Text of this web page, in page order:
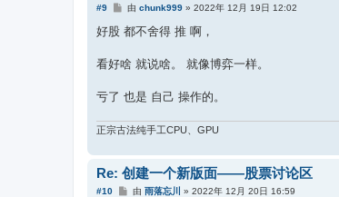
#9
帖
由 chunk999» 2022年 12月 19日 12:02
好股 都不舍得 推 啊，
看好啥 就说啥。 就像博弈一样。
亏了 也是 自己 操作的。
正宗古法纯手工CPU、GPU
Re: 创建一个新版面——股票讨论区
#10
帖
由 雨落忘川 » 2022年 12月 20日 16:59